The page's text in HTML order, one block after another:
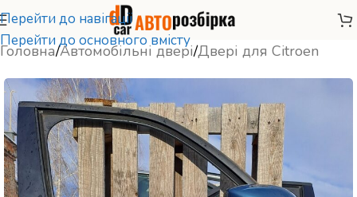
Перейти до навігації
Перейти до основного вмісту
Головна/Автомобільні двері/Двері для Citroen